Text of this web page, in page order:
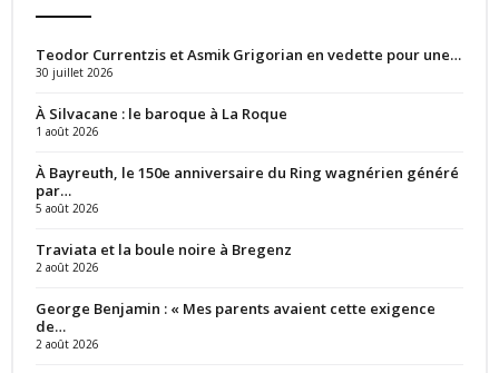
Teodor Currentzis et Asmik Grigorian en vedette pour une…
30 juillet 2026
À Silvacane : le baroque à La Roque
1 août 2026
À Bayreuth, le 150e anniversaire du Ring wagnérien généré
par…
5 août 2026
Traviata et la boule noire à Bregenz
2 août 2026
George Benjamin : « Mes parents avaient cette exigence
de…
2 août 2026